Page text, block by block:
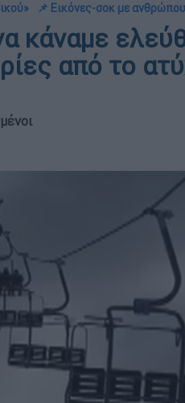
📌 Εικόνες-σοκ με
κάναμε
από το